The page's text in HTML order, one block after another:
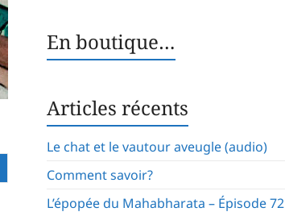
En boutique…
Articles récents
Le chat et le vautour aveugle (audio)
Comment savoir?
L’épopée du Mahabharata – Épisode 72